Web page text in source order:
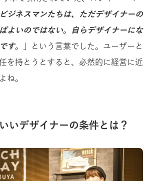
ビジネスマンたちは、ただデザイナーの
よいのではない。自らデザイナーにな
す。
」という言葉でした。ユーザーと
を持とうとすると、必然的に経営に近
ね。
いデザイナーの条件とは？